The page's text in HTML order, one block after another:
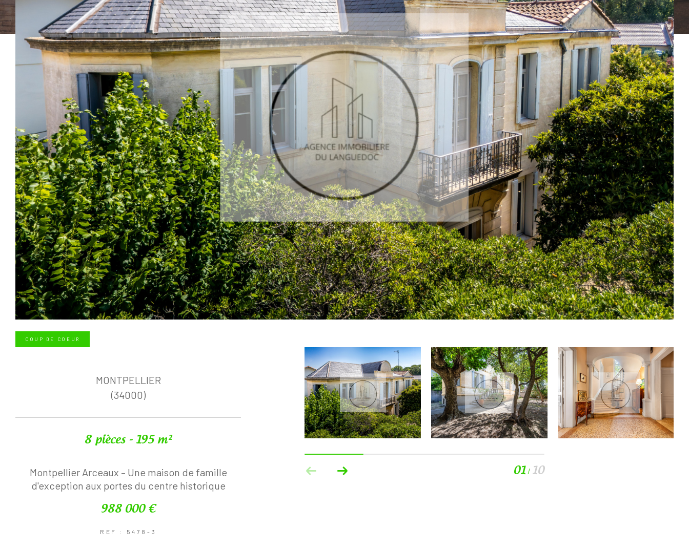
COUP DE COEUR
01 / 10
MONTPELLIER
(34000)
8 pièces - 195 m²
Montpellier Arceaux – Une maison de famille
d'exception aux portes du centre historique
988 000 €
REF : 5478-3